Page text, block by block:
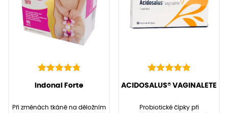
4.90
základě
hodnocení
(Hodnocení:136
Indonal Forte
Při změnách tkáně na děložním
4.95
základě
hodnocení
(Hodnocení:22)
ACIDOSALUS® VAGINALETE
Probiotické čípky při